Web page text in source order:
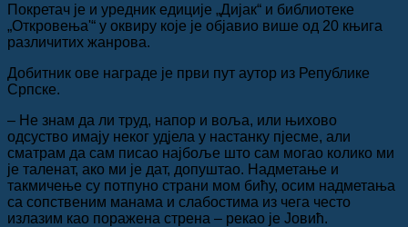
Покретач је и уредник едиције „Дијак“ и библиотеке
„Откровења'“ у оквиру које је објавио више од 20 књига
различитих жанрова.
Добитник ове награде је први пут аутор из Републике
Српске.
– Не знам да ли труд, напор и воља, или њихово
одсуство имају неког удјела у настанку пјесме, али
сматрам да сам писао најбоље што сам могао колико ми
је таленат, ако ми је дат, допуштао. Надметање и
такмичење су потпуно страни мом бићу, осим надметања
са сопственим манама и слабостима из чега често
излазим као поражена стрена – рекао је Јовић.